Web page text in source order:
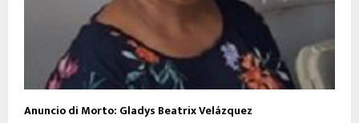
Anuncio di Morto: Gladys Beatrix Velázquez